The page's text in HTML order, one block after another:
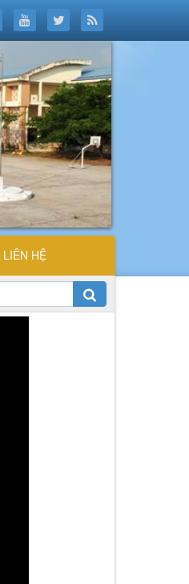
LIÊN HỆ
ĐỖ CÔNG TƯỜNG